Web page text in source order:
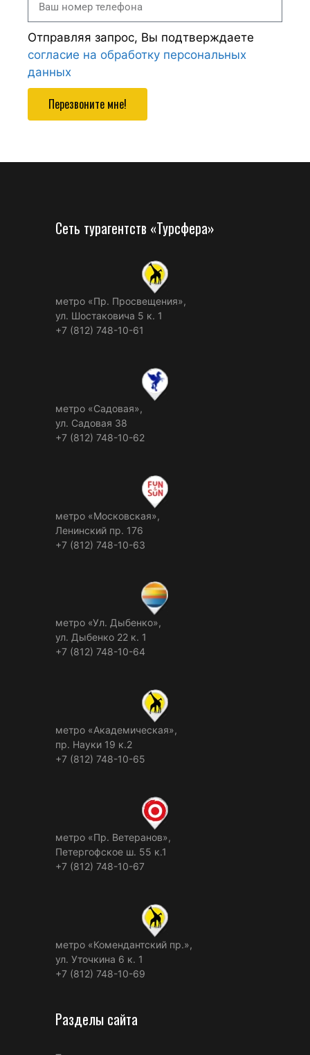
Отправляя запрос, Вы подтверждаете
согласие на обработку персональных
данных
Перезвоните мне!
Сеть турагентств «Турсфера»
метро «Пр. Просвещения»,
ул. Шостаковича 5 к. 1
+7 (812) 748-10-61
метро «Садовая»,
ул. Садовая 38
+7 (812) 748-10-62
метро «Московская»,
Ленинский пр. 176
+7 (812) 748-10-63
метро «Ул. Дыбенко»,
ул. Дыбенко 22 к. 1
+7 (812) 748-10-64
метро «Академическая»,
пр. Науки 19 к.2
+7 (812) 748-10-65
метро «Пр. Ветеранов»,
Петергофское ш. 55 к.1
+7 (812) 748-10-67
метро «Комендантский пр.»,
ул. Уточкина 6 к. 1
+7 (812) 748-10-69
Разделы сайта